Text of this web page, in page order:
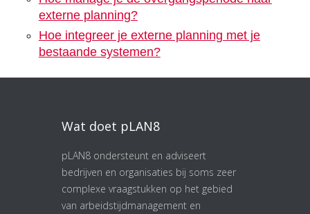
externe planning?
Hoe integreer je externe planning met je
bestaande systemen?
Wat doet pLAN8
pLAN8 ondersteunt en adviseert
bedrijven en organisaties bij soms zeer
complexe vraagstukken op het gebied
van arbeidstijdmanagement en